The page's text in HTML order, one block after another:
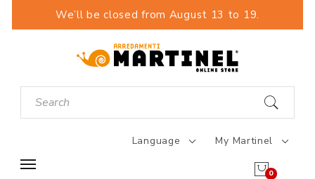
We’ll be closed from August 13 to 19.
Language My Martinel
0